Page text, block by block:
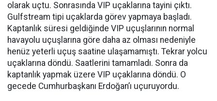
olarak uçtu. Sonrasında VIP uçaklarına tayini çıktı.
Gulfstream tipi uçaklarda görev yapmaya başladı.
Kaptanlık süresi geldiğinde VIP uçuşlarının normal
havayolu uçuşlarına göre daha az olması nedeniyle
henüz yeterli uçuş saatine ulaşamamıştı. Tekrar yolcu
uçaklarına döndü. Saatlerini tamamladı. Sonra da
kaptanlık yapmak üzere VIP uçaklarına döndü. O
gecede Cumhurbaşkanı Erdoğan’ı uçuruyordu.